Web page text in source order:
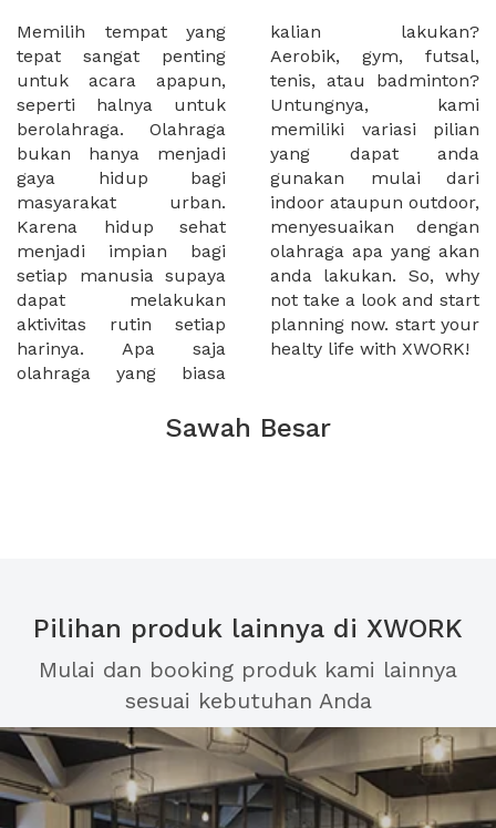
Memilih tempat yang
tepat sangat penting
untuk acara apapun,
seperti halnya untuk
berolahraga. Olahraga
bukan hanya menjadi
gaya hidup bagi
masyarakat urban.
Karena hidup sehat
menjadi impian bagi
setiap manusia supaya
dapat melakukan
aktivitas rutin setiap
harinya. Apa saja
olahraga yang biasa
kalian lakukan?
Aerobik, gym, futsal,
tenis, atau badminton?
Untungnya, kami
memiliki variasi pilian
yang dapat anda
gunakan mulai dari
indoor ataupun outdoor,
menyesuaikan dengan
olahraga apa yang akan
anda lakukan. So, why
not take a look and start
planning now. start your
healty life with XWORK!
Sawah Besar
Pilihan produk lainnya di XWORK
Mulai dan booking produk kami lainnya
sesuai kebutuhan Anda